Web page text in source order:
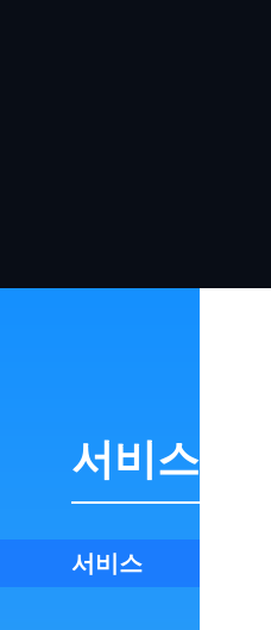
서비스
서비스